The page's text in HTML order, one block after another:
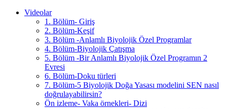
Videolar
1. Bölüm- Giriş
2. Bölüm-Keşif
3. Bölüm -Anlamlı Biyolojik Özel Programlar
4. Bölüm-Biyolojik Çatışma
5. Bölüm -Bir Anlamlı Biyolojik Özel Programın 2
Evresi
6. Bölüm-Doku türleri
7. Bölüm-5 Biyolojik Doğa Yasası modelini SEN nasıl
doğrulayabilirsin?
Ön izleme- Vaka örnekleri- Dizi